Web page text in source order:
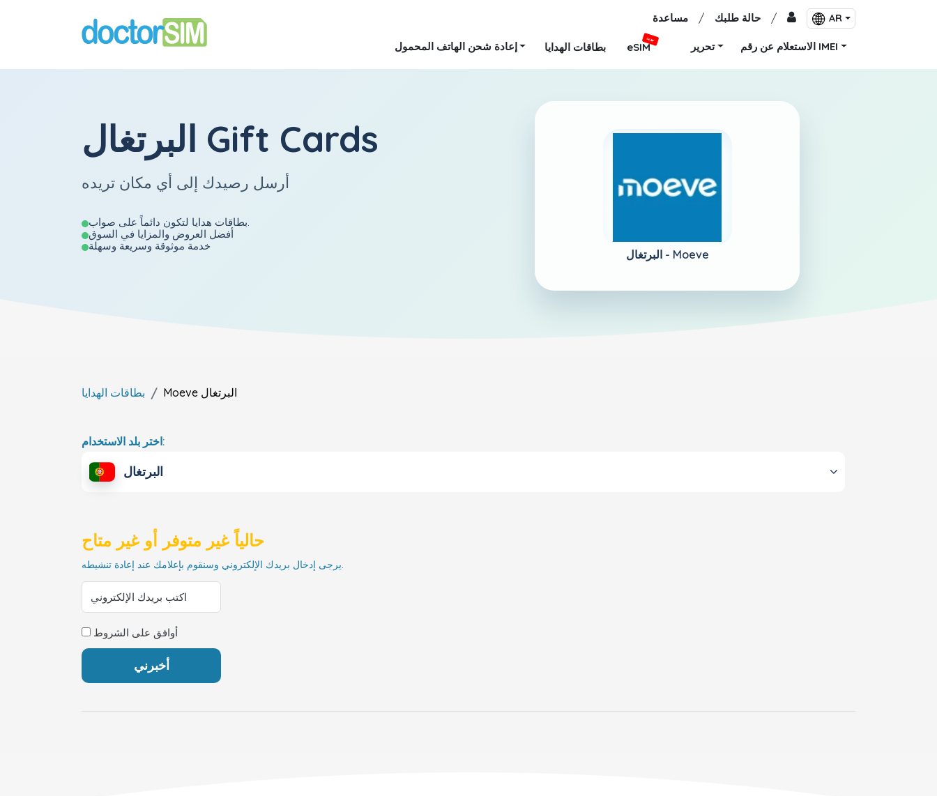
مساعدة / حالة طلبك / AR
إعادة شحن الهاتف المحمول بطاقات الهدايا eSIM
جديد
تحرير الاستعلام عن رقم IMEI
البرتغال Gift Cards
أرسل رصيدك إلى أي مكان تريده
بطاقات هدايا لتكون دائماً على صواب.
أفضل العروض والمزايا في السوق
خدمة موثوقة وسريعة وسهلة
البرتغال - Moeve
بطاقات الهدايا Moeve البرتغال
اختر بلد الاستخدام:
البرتغال
حالياً غير متوفر أو غير متاح
يرجى إدخال بريدك الإلكتروني وسنقوم بإعلامك عند إعادة تنشيطه.
أوافق على الشروط